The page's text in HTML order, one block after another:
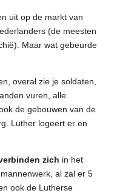
uit op de markt van
(de meesten
Maar wat gebeurde
overal zie je soldaten,
vuren, alle
de gebouwen van de
Luther logeert er en
zich in het
al zal er 5
ook de Lutherse